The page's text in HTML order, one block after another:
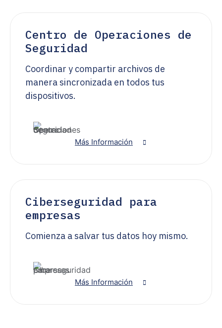
Centro de Operaciones de
Seguridad
Coordinar y compartir archivos de
manera sincronizada en todos tus
dispositivos.
Más Información
Ciberseguridad para
empresas
Comienza a salvar tus datos hoy mismo.
Más Información